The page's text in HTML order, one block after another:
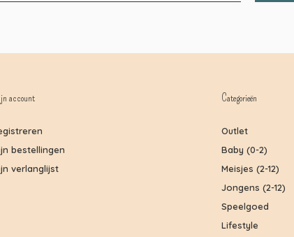
account
bestellingen
verlanglijst
Categorieën
Outlet
Baby (0-2)
Meisjes (2-12)
Jongens (2-12)
Speelgoed
Lifestyle